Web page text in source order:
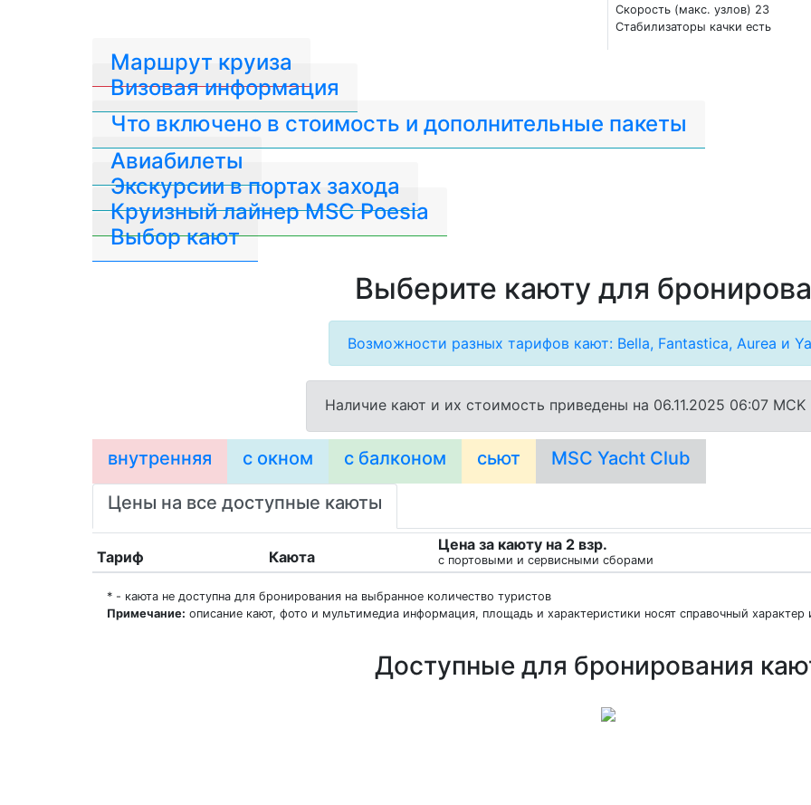
Скорость (макс. узлов) 23
Стабилизаторы качки есть
Маршрут круиза
Визовая информация
Авиабилеты
Что включено в стоимость и дополнительные пакеты
Экскурсии в портах захода
Круизный лайнер MSC Poesia
Выбор кают
Выберите каюту для
Возможности разных тарифов кают: Bella, Fantastica, Aurea и
Наличие кают и их стоимость приведены на 06.11.2025 06:07 MCK
внутренняя с окном с балконом сьют MSC Yacht Club
Цены на все доступные каюты
Тариф Каюта
Цена за каюту на 2 взр.
с портовыми и сервисными сборами
* - каюта не доступна для бронирования на выбранное количество туристов
Примечание: описание кают, фото и мультимедиа информация, площадь и характеристики носят справочный характер
Доступные для бронирования